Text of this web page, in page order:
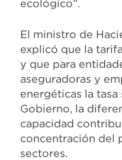
ecológico”.
El ministro de
explicó que la
y que para
aseguradoras y
energéticas la tasa
Gobierno, la
capacidad
concentración del
sectores.